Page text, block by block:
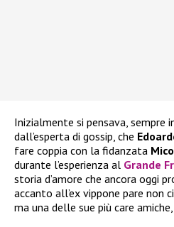
Inizialmente si pensava, sempre
dall’esperta di gossip, che
fare coppia con la fidanzata
durante l’esperienza al Grande
storia d’amore che ancora oggi
accanto all’ex vippone pare non
ma una delle sue più care